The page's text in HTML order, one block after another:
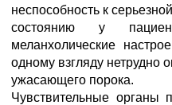
неспособность к
состоянию у
меланхолические
одному взгляду нетрудно
ужасающего порока.
Чувствительные органы